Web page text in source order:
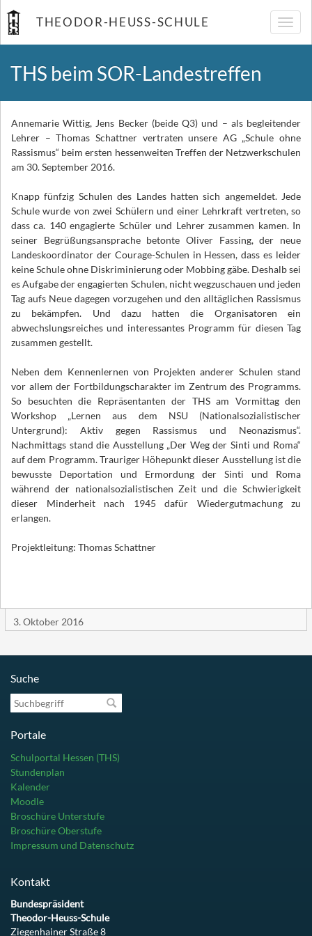
THEODOR-HEUSS-SCHULE
THS beim SOR-Landestreffen
Annemarie Wittig, Jens Becker (beide Q3) und – als begleitender
Lehrer – Thomas Schattner vertraten unsere AG „Schule ohne
Rassismus“ beim ersten hessenweiten Treffen der Netzwerkschulen
am 30. September 2016.
Knapp fünfzig Schulen des Landes hatten sich angemeldet. Jede
Schule wurde von zwei Schülern und einer Lehrkraft vertreten, so
dass ca. 140 engagierte Schüler und Lehrer zusammen kamen. In
seiner Begrüßungsansprache betonte Oliver Fassing, der neue
Landeskoordinator der Courage-Schulen in Hessen, dass es leider
keine Schule ohne Diskriminierung oder Mobbing gäbe. Deshalb sei
es Aufgabe der engagierten Schulen, nicht wegzuschauen und jeden
Tag aufs Neue dagegen vorzugehen und den alltäglichen Rassismus
zu bekämpfen. Und dazu hatten die Organisatoren ein
abwechslungsreiches und interessantes Programm für diesen Tag
zusammen gestellt.
Neben dem Kennenlernen von Projekten anderer Schulen stand
vor allem der Fortbildungscharakter im Zentrum des Programms.
So besuchten die Repräsentanten der THS am Vormittag den
Workshop „Lernen aus dem NSU (Nationalsozialistischer
Untergrund): Aktiv gegen Rassismus und Neonazismus“.
Nachmittags stand die Ausstellung „Der Weg der Sinti und Roma“
auf dem Programm. Trauriger Höhepunkt dieser Ausstellung ist die
bewusste Deportation und Ermordung der Sinti und Roma
während der nationalsozialistischen Zeit und die Schwierigkeit
dieser Minderheit nach 1945 dafür Wiedergutmachung zu
erlangen.
Projektleitung: Thomas Schattner
3. Oktober 2016
Suche
Suchbegriff
Portale
Schulportal Hessen (THS)
Stundenplan
Kalender
Moodle
Broschüre Unterstufe
Broschüre Oberstufe
Impressum und Datenschutz
Kontakt
Bundespräsident
Theodor-Heuss-Schule
Ziegenhainer Straße 8